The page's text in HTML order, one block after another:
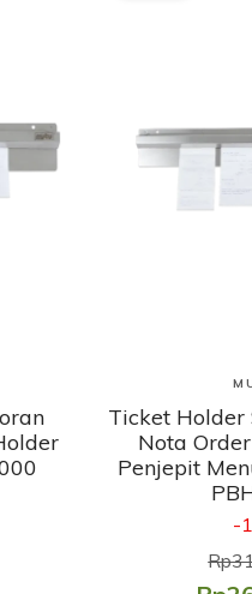
Ticket Holder
Nota
Penjepit
-